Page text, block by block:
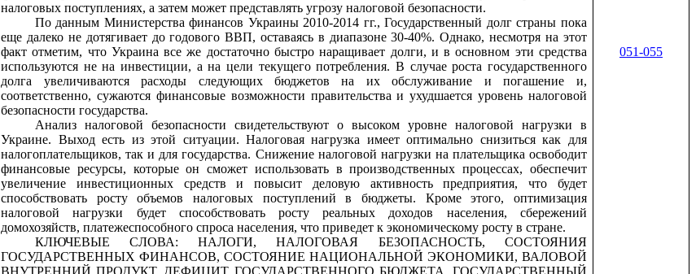
налоговых поступлениях, а затем может представлять угрозу налоговой безопасности.
По данным Министерства финансов Украины 2010-2014 гг., Государственный долг страны пока
еще далеко не дотягивает до годового ВВП, оставаясь в диапазоне 30-40%. Однако, несмотря на этот
факт отметим, что Украина все же достаточно быстро наращивает долги, и в основном эти средства
используются не на инвестиции, а на цели текущего потребления. В случае роста государственного
долга увеличиваются расходы следующих бюджетов на их обслуживание и погашение и,
соответственно, сужаются финансовые возможности правительства и ухудшается уровень налоговой
безопасности государства.
Анализ налоговой безопасности свидетельствуют о высоком уровне налоговой нагрузки в
Украине. Выход есть из этой ситуации. Налоговая нагрузка имеет оптимально снизиться как для
налогоплательщиков, так и для государства. Снижение налоговой нагрузки на плательщика освободит
финансовые ресурсы, которые он сможет использовать в производственных процессах, обеспечит
увеличение инвестиционных средств и повысит деловую активность предприятия, что будет
способствовать росту объемов налоговых поступлений в бюджеты. Кроме этого, оптимизация
налоговой нагрузки будет способствовать росту реальных доходов населения, сбережений
домохозяйств, платежеспособного спроса населения, что приведет к экономическому росту в стране.
КЛЮЧЕВЫЕ СЛОВА: НАЛОГИ, НАЛОГОВАЯ БЕЗОПАСНОСТЬ, СОСТОЯНИЯ
ГОСУДАРСТВЕННЫХ ФИНАНСОВ, СОСТОЯНИЕ НАЦИОНАЛЬНОЙ ЭКОНОМИКИ, ВАЛОВОЙ
ВНУТРЕННИЙ ПРОДУКТ, ДЕФИЦИТ ГОСУДАРСТВЕННОГО БЮДЖЕТА , ГОСУДАРСТВЕННЫЙ
051-055